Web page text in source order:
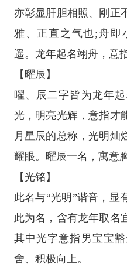
亦彰显肝胆相照、刚正
雅、正直之气也;舟即
遥。龙年起名翊舟，意
【曜辰】
曜、辰二字皆为龙年
光，明亮光辉，意指才
月星辰的总称，光明灿
耀眼。曜辰一名，寓意
【光铭】
此名与“光明”谐音，显
此为名，含有龙年取名
其中光字意指男宝宝
舍、积极向上。